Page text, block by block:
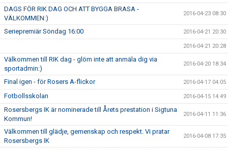
DAGS FÖR RIK DAG OCH ATT BYGGA BRASA -
VÄLKOMMEN:)
2016-04-23 08:30
Seriepremiär Söndag 16:00 2016-04-21 20:30
2016-04-21 20:28
Välkommen till RIK dag - glöm inte att anmäla dig via
sportadmin:)
2016-04-20 18:34
Final igen - för Rosers A-flickor 2016-04-17 04:05
Fotbollsskolan 2016-04-15 14:49
Rosersbergs IK är nominerade till Årets prestation i Sigtuna
Kommun!
2016-04-11 11:36
Välkommen till glädje, gemenskap och respekt. Vi pratar
Rosersbergs IK
2016-04-08 17:35